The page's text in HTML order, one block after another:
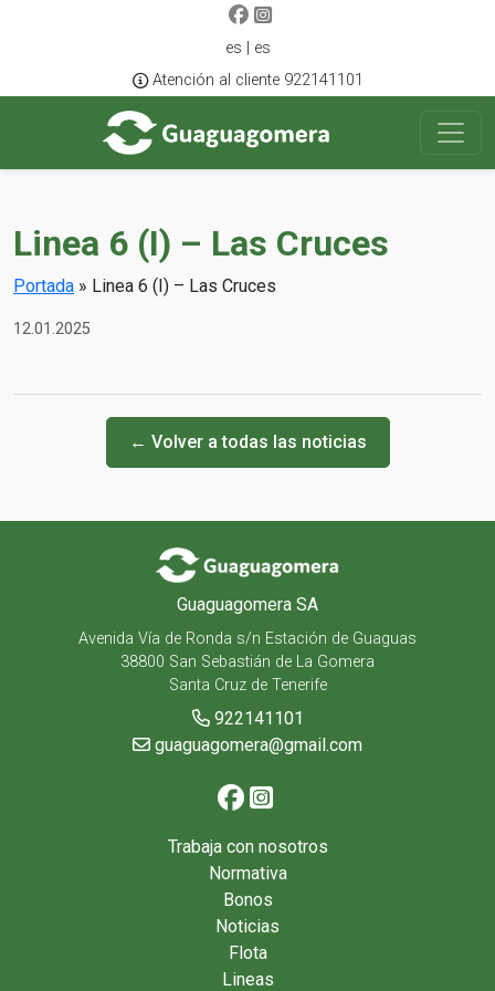
es | es
Atención al cliente 922141101
Linea 6 (I) – Las Cruces
Portada » Linea 6 (I) – Las Cruces
12.01.2025
← Volver a todas las noticias
Guaguagomera SA
Avenida Vía de Ronda s/n Estación de Guaguas
38800 San Sebastián de La Gomera
Santa Cruz de Tenerife
922141101
guaguagomera@gmail.com
Trabaja con nosotros
Normativa
Bonos
Noticias
Flota
Lineas